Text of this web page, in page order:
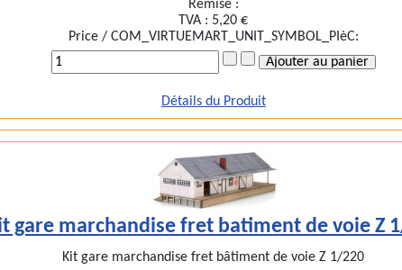
Remise :
TVA : 5,20 €
Price / COM_VIRTUEMART_UNIT_SYMBOL_PIèC:
Détails du Produit
gare marchandise fret batiment de voie Z
Kit gare marchandise fret bâtiment de voie Z 1/220